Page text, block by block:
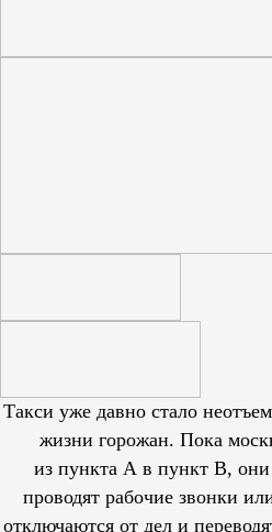
Такси уже давно стало
жизни горожан. Пока
из пункта А в пункт В, они
проводят рабочие звонки
отключаются от дел и